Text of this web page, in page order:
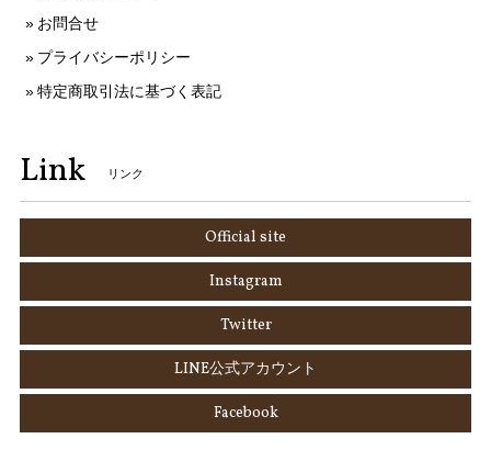
お問合せ
プライバシーポリシー
特定商取引法に基づく表記
Link リンク
Official site
Instagram
Twitter
LINE公式アカウント
Facebook